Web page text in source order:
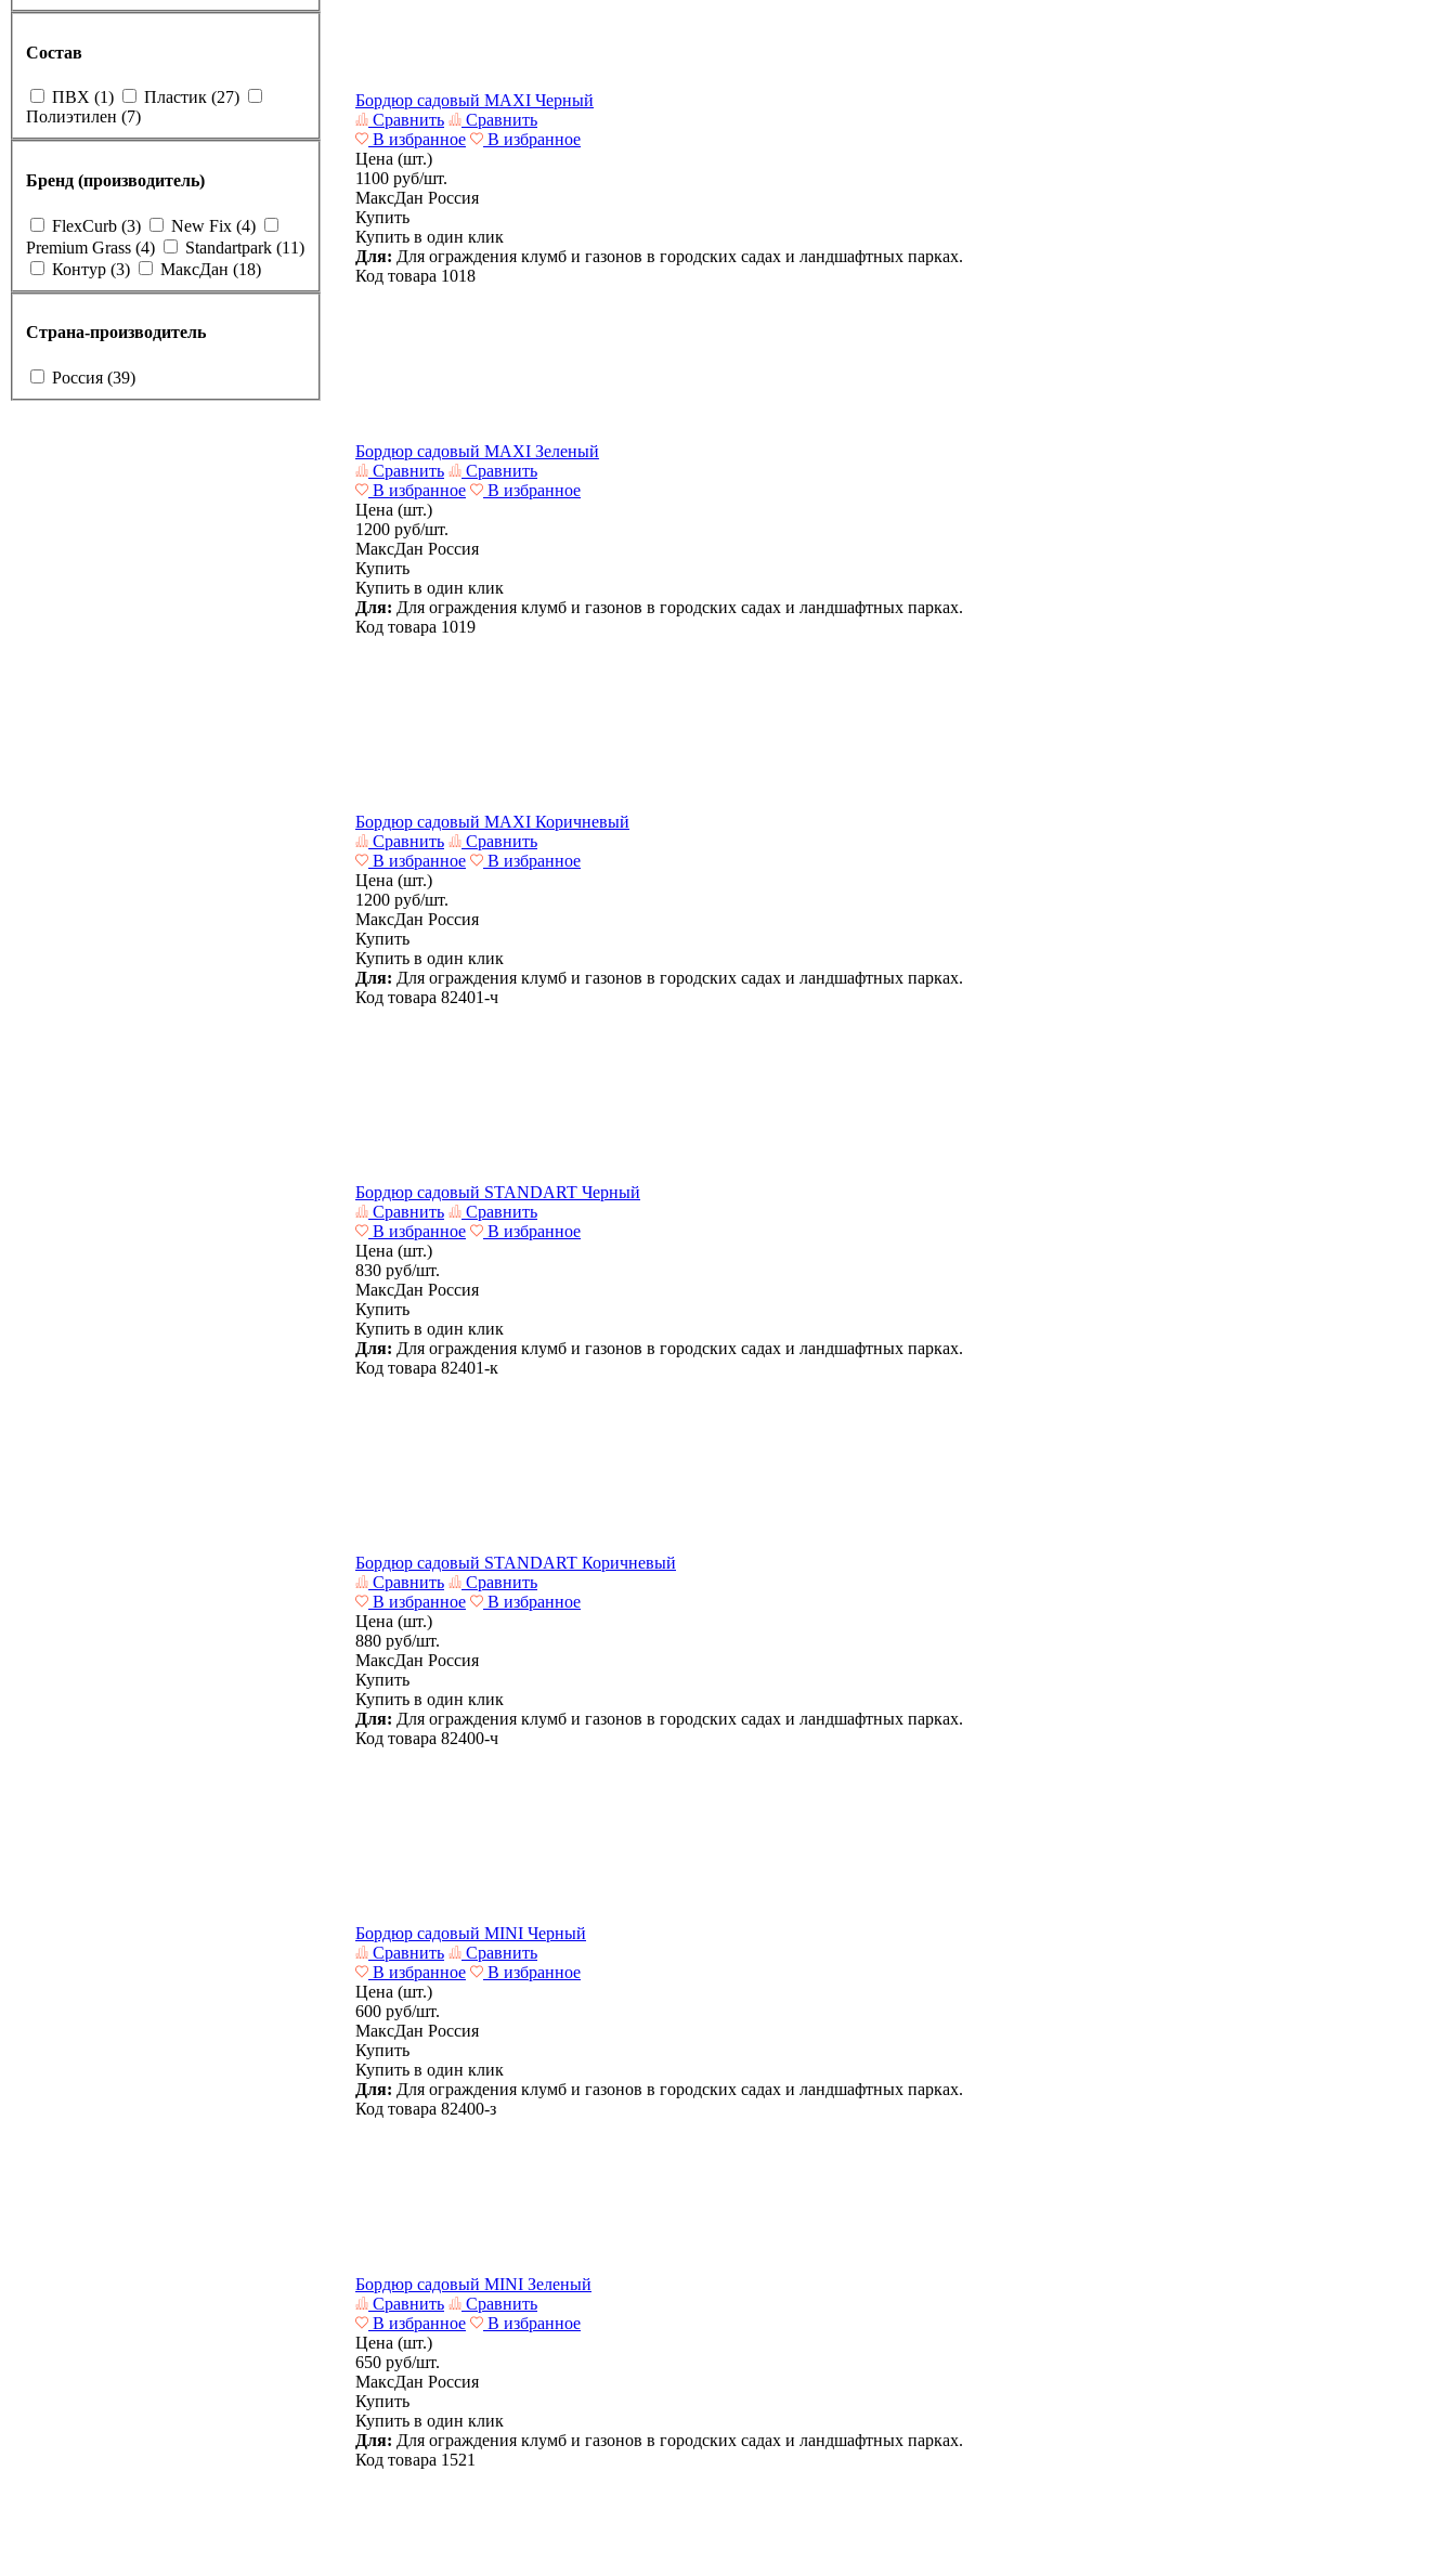
Состав
ПВХ (1) Пластик (27)
Полиэтилен (7)
Бренд (производитель)
FlexCurb (3) New Fix (4)
Premium Grass (4) Standartpark (11)
Контур (3) МаксДан (18)
Страна-производитель
Россия (39)
Бордюр садовый MAXI Черный
Сравнить
Сравнить
В избранное
В избранное
Цена (шт.)
1100 руб/шт.
МаксДан Россия
Купить
Купить в один клик
Для: Для ограждения клумб и газонов в городских садах и ландшафтных парках.
Код товара 1018
Бордюр садовый MAXI Зеленый
Сравнить
Сравнить
В избранное
В избранное
Цена (шт.)
1200 руб/шт.
МаксДан Россия
Купить
Купить в один клик
Для: Для ограждения клумб и газонов в городских садах и ландшафтных парках.
Код товара 1019
Бордюр садовый MAXI Коричневый
Сравнить
Сравнить
В избранное
В избранное
Цена (шт.)
1200 руб/шт.
МаксДан Россия
Купить
Купить в один клик
Для: Для ограждения клумб и газонов в городских садах и ландшафтных парках.
Код товара 82401-ч
Бордюр садовый STANDART Черный
Сравнить
Сравнить
В избранное
В избранное
Цена (шт.)
830 руб/шт.
МаксДан Россия
Купить
Купить в один клик
Для: Для ограждения клумб и газонов в городских садах и ландшафтных парках.
Код товара 82401-к
Бордюр садовый STANDART Коричневый
Сравнить
Сравнить
В избранное
В избранное
Цена (шт.)
880 руб/шт.
МаксДан Россия
Купить
Купить в один клик
Для: Для ограждения клумб и газонов в городских садах и ландшафтных парках.
Код товара 82400-ч
Бордюр садовый MINI Черный
Сравнить
Сравнить
В избранное
В избранное
Цена (шт.)
600 руб/шт.
МаксДан Россия
Купить
Купить в один клик
Для: Для ограждения клумб и газонов в городских садах и ландшафтных парках.
Код товара 82400-з
Бордюр садовый MINI Зеленый
Сравнить
Сравнить
В избранное
В избранное
Цена (шт.)
650 руб/шт.
МаксДан Россия
Купить
Купить в один клик
Для: Для ограждения клумб и газонов в городских садах и ландшафтных парках.
Код товара 1521